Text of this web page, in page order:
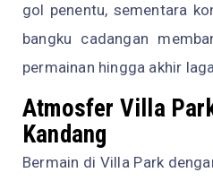
gol penentu, sementara
bangku cadangan
permainan hingga akhir
Atmosfer Villa
Kandang
Bermain di Villa Park